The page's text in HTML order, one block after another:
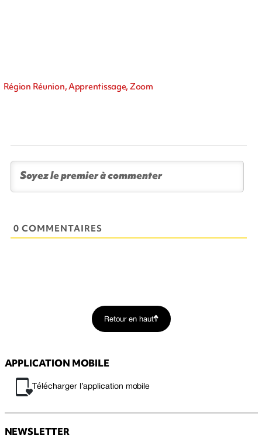
Région Réunion, Apprentissage, Zoom
0 COMMENTAIRES
Retour en haut
APPLICATION MOBILE
Télécharger l’application mobile
NEWSLETTER